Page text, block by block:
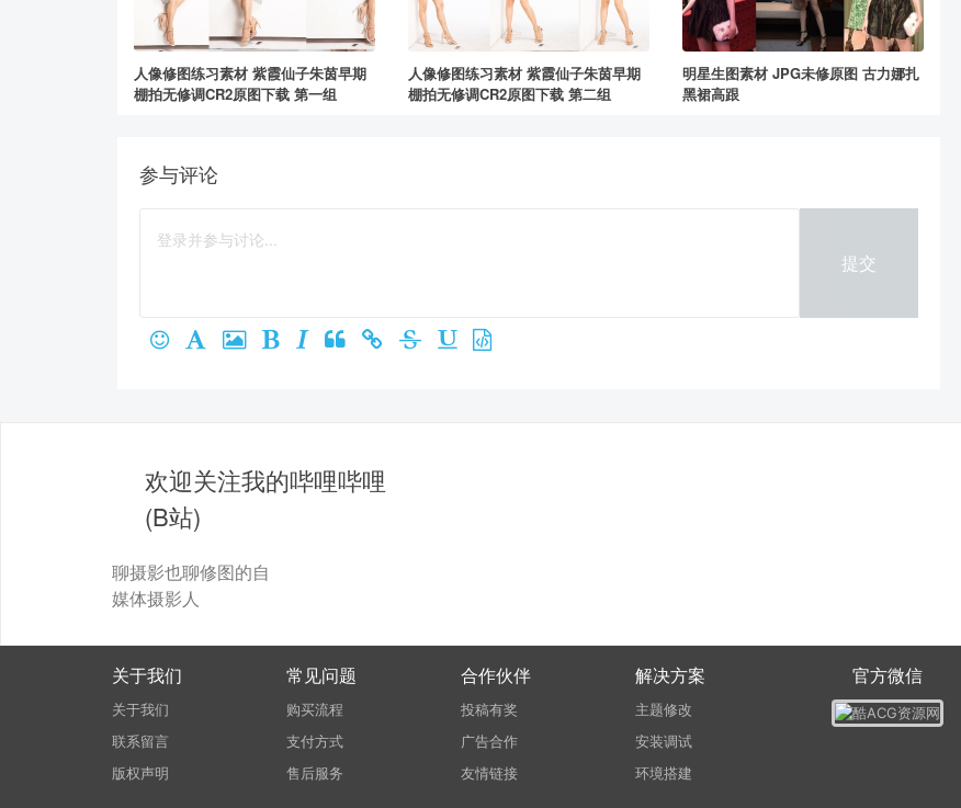
人像修图练习素材 紫霞仙子朱茵早期
棚拍无修调CR2原图下载 第一组
人像修图练习素材 紫霞仙子朱茵早期
棚拍无修调CR2原图下载 第二组
明星生图素材 JPG未修原图 古力娜扎
黑裙高跟
参与评论
提交
欢迎关注我的哔哩哔哩
(B站)
聊摄影也聊修图的自
媒体摄影人
关于我们
关于我们
联系留言
版权声明
常见问题
购买流程
支付方式
售后服务
合作伙伴
投稿有奖
广告合作
友情链接
解决方案
主题修改
安装调试
环境搭建
官方微信